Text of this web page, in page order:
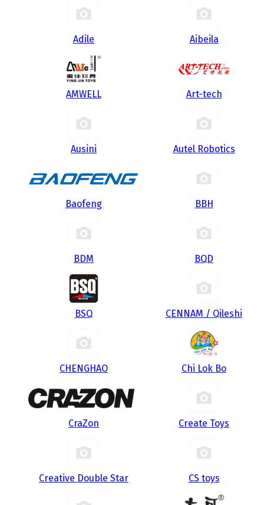
Adile Aibeila
AMWELL Art-tech
Ausini Autel Robotics
Baofeng BBH
BDM BQD
BSQ CENNAM / Qileshi
CHENGHAO Chi Lok Bo
CraZon Create Toys
Creative Double Star CS toys